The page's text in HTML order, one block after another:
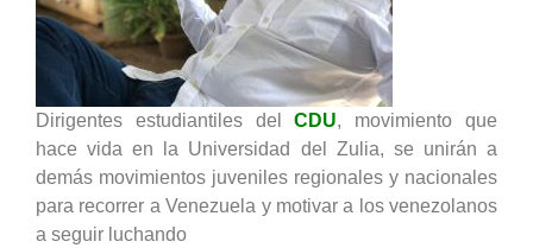
Dirigentes estudiantiles delCDU, movimiento que
hace vida en la Universidad del Zulia, se unirán a
demás movimientos juveniles regionales y nacionales
para recorrer a Venezuela y motivar a los venezolanos
a seguir luchando